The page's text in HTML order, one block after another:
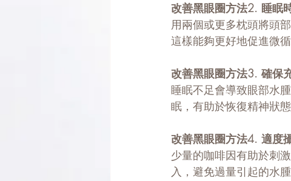
改善黑眼圈方法2. 睡眠
用兩個或更多枕頭將頭
這樣能夠更好地促進微
改善黑眼圈方法3. 確保
睡眠不足會導致眼部水
眠，有助於恢復精神狀
改善黑眼圈方法4. 適度
少量的咖啡因有助於刺
入，避免過量引起的水腫